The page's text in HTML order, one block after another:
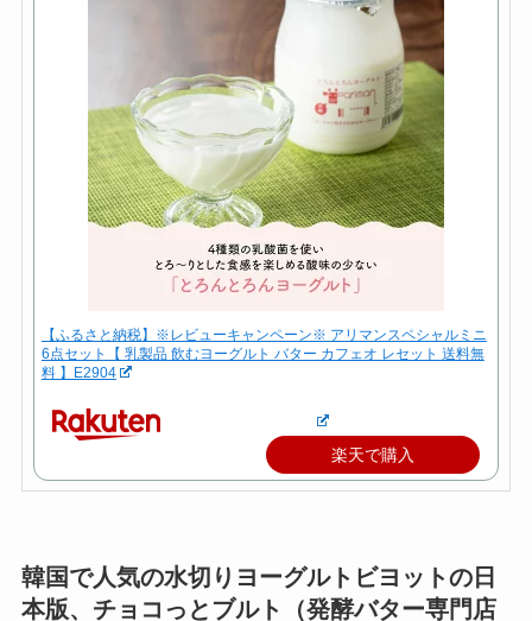
【ふるさと納税】※レビューキャンペーン※ アリマンスペシャルミニ
6点セット【 乳製品 飲むヨーグルト バター カフェオ レセット 送料無
料 】E2904
楽天で購入
韓国で人気の水切りヨーグルトビヨットの日
本版、チョコっとブルト（発酵バター専門店